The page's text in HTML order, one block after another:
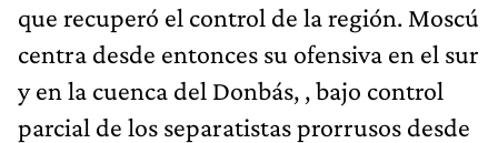
que recuperó el control de la región. Moscú
centra desde entonces su ofensiva en el sur
y en la cuenca del Donbás, , bajo control
parcial de los separatistas prorrusos desde